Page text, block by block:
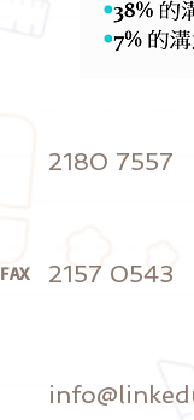
2180 7557
FAX 2157 0543